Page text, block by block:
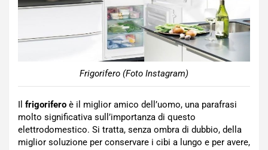
Frigorifero (Foto Instagram)
Il frigorifero è il miglior amico dell’uomo, una parafrasi
molto significativa sull’importanza di questo
elettrodomestico. Si tratta, senza ombra di dubbio, della
miglior soluzione per conservare i cibi a lungo e per avere,